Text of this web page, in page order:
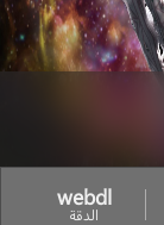
webdl
الدقة